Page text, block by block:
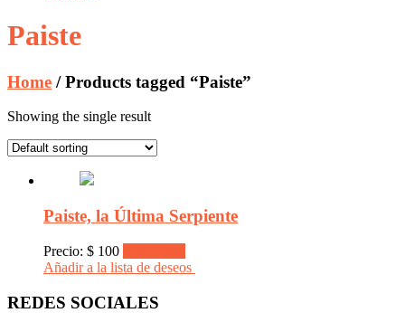
Paiste
Home / Products tagged “Paiste”
Showing the single result
Paiste, la Última Serpiente
Precio: $ 100
Añadir a la lista de deseos
REDES SOCIALES